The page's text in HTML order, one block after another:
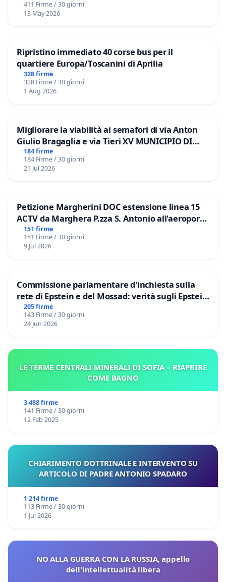
411 Firme / 30 giorni
13 May 2026
Ripristino immediato 40 corse bus per il
quartiere Europa/Toscanini di Aprilia
328 firme
328 Firme / 30 giorni
1 Aug 2026
Migliorare la viabilità ai semafori di via Anton
Giulio Bragaglia e via Tieri XV MUNICIPIO DI
ROMA
184 firme
184 Firme / 30 giorni
21 Jul 2026
Petizione Margherini DOC estensione linea 15
ACTV da Marghera P.zza S. Antonio all'aeroporto
Marco Polo tariffa a € 1,50
151 firme
151 Firme / 30 giorni
9 Jul 2026
Commissione parlamentare d'inchiesta sulla
rete di Epstein e del Mossad: verità sugli Epstein
Files
205 firme
143 Firme / 30 giorni
24 Jun 2026
LE TERME CENTRALI MINERALI DI SOFIA – RIAPRIRE
COME BAGNO
3 488 firme
141 Firme / 30 giorni
12 Feb 2025
CHIARIMENTO DOTTRINALE E INTERVENTO SU
ARTICOLO DI PADRE ANTONIO SPADARO
1 214 firme
113 Firme / 30 giorni
1 Jul 2026
NO ALLA GUERRA CON LA RUSSIA, appello
dell'intellettualità libera